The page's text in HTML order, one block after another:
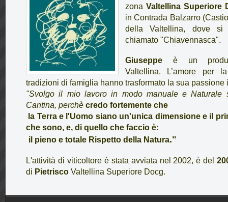
zona Valtellina Superiore
in Contrada Balzarro
della Valtellina, dove
chiamato "Chiavennasca".
Giuseppe è un
Valtellina. L’amore per
tradizioni di famiglia hanno trasformato la sua
"Svolgo il mio lavoro in modo manuale e Naturale
Cantina, perchè credo fortemente che
la Terra e l'Uomo siano un'unica dimensione e il
che sono, e, di quello che faccio è:
il pieno e totale Rispetto della Natura."
L'attività di viticoltore è stata avviata nel 2002, è del
di Pietrisco Valtellina Superiore Docg.